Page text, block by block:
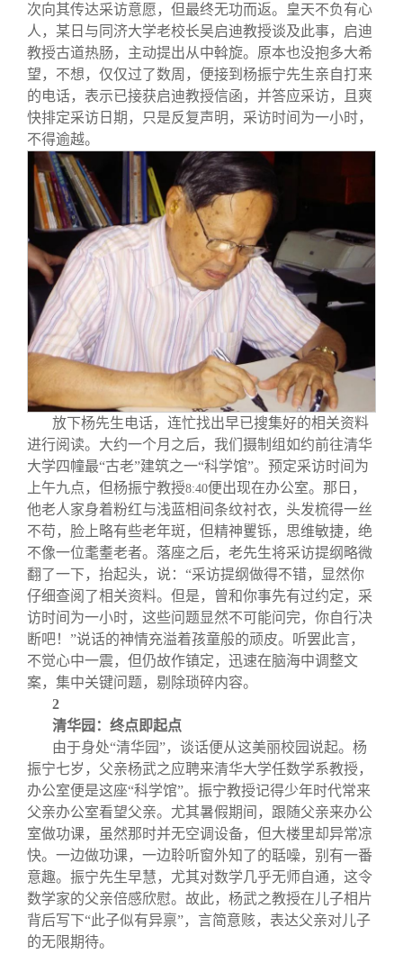
次向其传达采访意愿，但最终无功而返。皇天不负有心
人，某日与同济大学老校长吴启迪教授谈及此事，启迪
教授古道热肠，主动提出从中斡旋。原本也没抱多大希
望，不想，仅仅过了数周，便接到杨振宁先生亲自打来
的电话，表示已接获启迪教授信函，并答应采访，且爽
快排定采访日期，只是反复声明，采访时间为一小时，
不得逾越。
放下杨先生电话，连忙找出早已搜集好的相关资料
进行阅读。大约一个月之后，我们摄制组如约前往清华
大学四幢最“古老”建筑之一“科学馆”。预定采访时间为
上午九点，但杨振宁教授8:40便出现在办公室。那日，
他老人家身着粉红与浅蓝相间条纹衬衣，头发梳得一丝
不苟，脸上略有些老年斑，但精神矍铄，思维敏捷，绝
不像一位耄耋老者。落座之后，老先生将采访提纲略微
翻了一下，抬起头，说：“采访提纲做得不错，显然你
仔细查阅了相关资料。但是，曾和你事先有过约定，采
访时间为一小时，这些问题显然不可能问完，你自行决
断吧！”说话的神情充溢着孩童般的顽皮。听罢此言，
不觉心中一震，但仍故作镇定，迅速在脑海中调整文
案，集中关键问题，剔除琐碎内容。
2
清华园：终点即起点
由于身处“清华园”，谈话便从这美丽校园说起。杨
振宁七岁，父亲杨武之应聘来清华大学任数学系教授，
办公室便是这座“科学馆”。振宁教授记得少年时代常来
父亲办公室看望父亲。尤其暑假期间，跟随父亲来办公
室做功课，虽然那时并无空调设备，但大楼里却异常凉
快。一边做功课，一边聆听窗外知了的聒噪，别有一番
意趣。振宁先生早慧，尤其对数学几乎无师自通，这令
数学家的父亲倍感欣慰。故此，杨武之教授在儿子相片
背后写下“此子似有异禀”，言简意赅，表达父亲对儿子
的无限期待。